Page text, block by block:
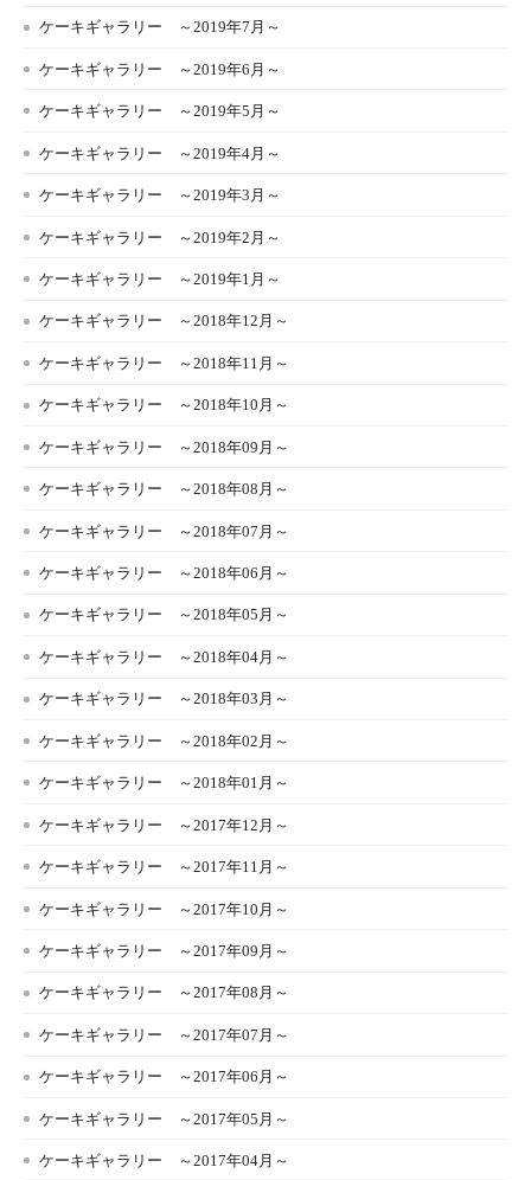
ケーキギャラリー ～2019年7月～
ケーキギャラリー ～2019年6月～
ケーキギャラリー ～2019年5月～
ケーキギャラリー ～2019年4月～
ケーキギャラリー ～2019年3月～
ケーキギャラリー ～2019年2月～
ケーキギャラリー ～2019年1月～
ケーキギャラリー ～2018年12月～
ケーキギャラリー ～2018年11月～
ケーキギャラリー ～2018年10月～
ケーキギャラリー ～2018年09月～
ケーキギャラリー ～2018年08月～
ケーキギャラリー ～2018年07月～
ケーキギャラリー ～2018年06月～
ケーキギャラリー ～2018年05月～
ケーキギャラリー ～2018年04月～
ケーキギャラリー ～2018年03月～
ケーキギャラリー ～2018年02月～
ケーキギャラリー ～2018年01月～
ケーキギャラリー ～2017年12月～
ケーキギャラリー ～2017年11月～
ケーキギャラリー ～2017年10月～
ケーキギャラリー ～2017年09月～
ケーキギャラリー ～2017年08月～
ケーキギャラリー ～2017年07月～
ケーキギャラリー ～2017年06月～
ケーキギャラリー ～2017年05月～
ケーキギャラリー ～2017年04月～